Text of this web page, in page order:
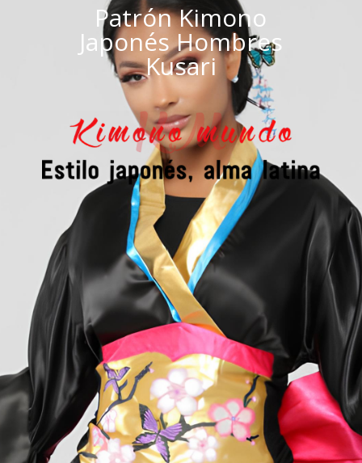
Patrón Kimono
Japonés Hombres
Kusari